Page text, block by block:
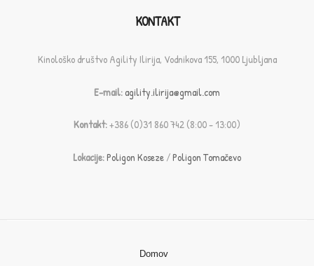
KONTAKT
Kinološko društvo Agility Ilirija, Vodnikova 155, 1000 Ljubljana
E-mail:agility.ilirija@gmail.com
Kontakt:+386 (0)31 860 742 (8:00 - 13:00)
Lokacije:Poligon Koseze/Poligon Tomačevo
Domov